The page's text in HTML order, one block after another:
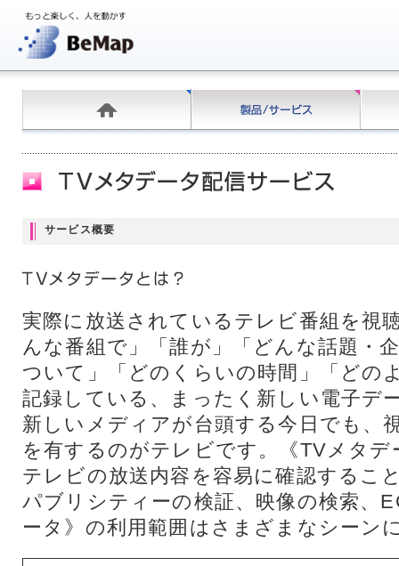
サービス概要
実際に放送されているテレビ番組を視
んな番組で」「誰が」「どんな話題・
ついて」「どのくらいの時間」「どの
記録している、まったく新しい電子デ
新しいメディアが台頭する今日でも、
を有するのがテレビです。《TVメタ
テレビの放送内容を容易に確認するこ
パブリシティーの検証、映像の検索、
ータ》の利用範囲はさまざまなシーン